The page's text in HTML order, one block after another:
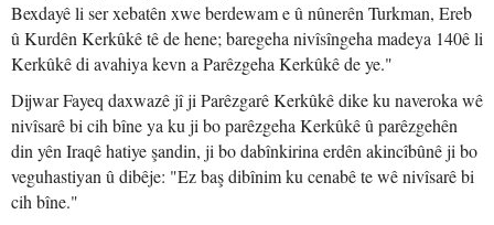
Bexdayê li ser xebatên xwe berdewam e û nûnerên Turkman, Ereb
û Kurdên Kerkûkê tê de hene; baregeha nivîsîngeha madeya 140ê li
Kerkûkê di avahiya kevn a Parêzgeha Kerkûkê de ye."
Dijwar Fayeq daxwazê jî ji Parêzgarê Kerkûkê dike ku naveroka wê
nivîsarê bi cih bîne ya ku ji bo parêzgeha Kerkûkê û parêzgehên
din yên Iraqê hatiye şandin, ji bo dabînkirina erdên akincîbûnê ji bo
veguhastiyan û dibêje: "Ez baş dibînim ku cenabê te wê nivîsarê bi
cih bîne."